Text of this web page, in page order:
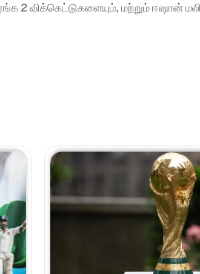
2 விக்கெட்டுகளையும், மற்றும் ஈஷான்